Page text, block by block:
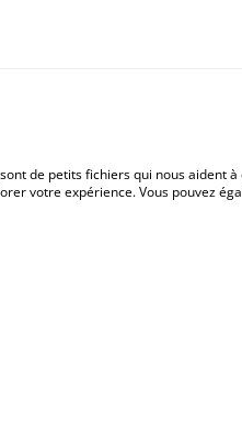
Politique de
de petits fichiers qui nous aident
votre expérience. Vous pouvez